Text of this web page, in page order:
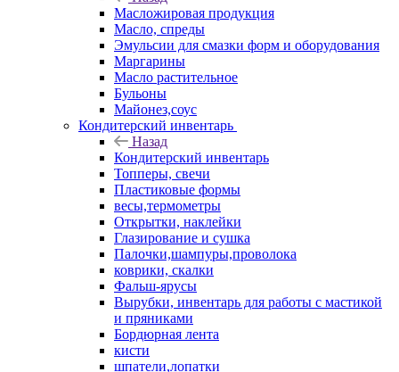
Масложировая продукция
Масло, спреды
Эмульсии для смазки форм и оборудования
Маргарины
Масло растительное
Бульоны
Майонез,соус
Кондитерский инвентарь
Назад
Кондитерский инвентарь
Топперы, свечи
Пластиковые формы
весы,термометры
Открытки, наклейки
Глазирование и сушка
Палочки,шампуры,проволока
коврики, скалки
Фальш-ярусы
Вырубки, инвентарь для работы с мастикой
и пряниками
Бордюрная лента
кисти
шпатели,лопатки